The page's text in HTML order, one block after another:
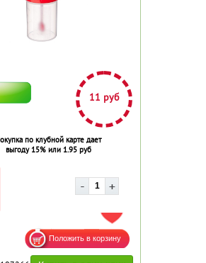
11 руб
по клубной карте дает
выгоду 15% или 1.95 руб
ДОБАВИТЬ В ИЗБРАННОЕ